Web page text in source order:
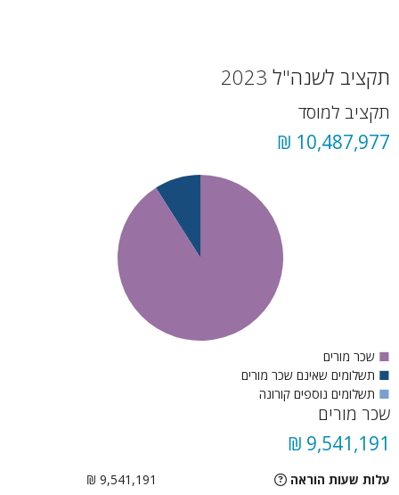
תקציב לשנה"ל 2023
תקציב למוסד
10,487,977 ₪
■ שכר מורים
■ תשלומים שאינם שכר מורים
■ תשלומים נוספים קורונה
שכר מורים
9,541,191 ₪
עלות שעות הוראה
9,541,191 ₪